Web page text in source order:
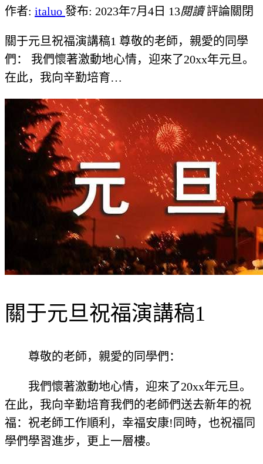
作者: italuo 發布: 2023年7月4日 13閱讀 評論關閉
關于元旦祝福演講稿1 尊敬的老師，親愛的同學
們： 我們懷著激動地心情，迎來了20xx年元旦。
在此，我向辛勤培育…
關于元旦祝福演講稿1
尊敬的老師，親愛的同學們：
我們懷著激動地心情，迎來了20xx年元旦。
在此，我向辛勤培育我們的老師們送去新年的祝
福：祝老師工作順利，幸福安康!同時，也祝福同
學們學習進步，更上一層樓。